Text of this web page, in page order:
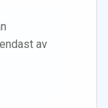
av